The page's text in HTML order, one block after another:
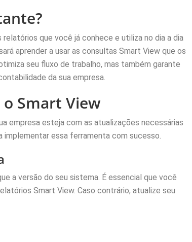
que você já conhece e utiliza no dia a dia
aprender a usar as consultas Smart View que os
seu fluxo de trabalho, mas também garante
da sua empresa.
Smart View
empresa esteja com as atualizações necessárias
implementar essa ferramenta com sucesso.
a versão do seu sistema. É essencial que você
Smart View. Caso contrário, atualize seu